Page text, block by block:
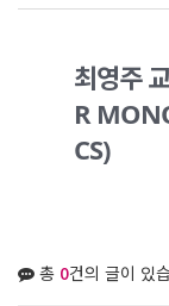
최영주
R
CS)
총 0건의 글이 있